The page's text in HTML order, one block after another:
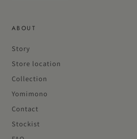
ABOUT
Story
Store location
Collection
Yomimono
Contact
Stockist